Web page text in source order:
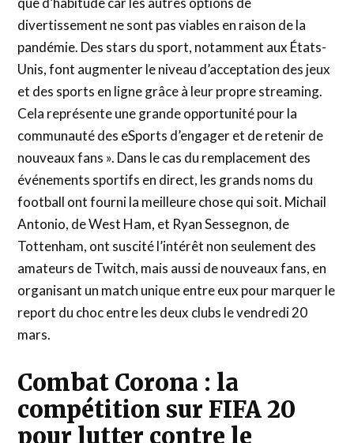
divertissement ne sont pas viables en raison de la
pandémie. Des stars du sport, notamment aux États-
Unis, font augmenter le niveau d’acceptation des jeux
et des sports en ligne grâce à leur propre streaming.
Cela représente une grande opportunité pour la
communauté des eSports d’engager et de retenir de
nouveaux fans ». Dans le cas du remplacement des
événements sportifs en direct, les grands noms du
football ont fourni la meilleure chose qui soit. Michail
Antonio, de West Ham, et Ryan Sessegnon, de
Tottenham, ont suscité l’intérêt non seulement des
amateurs de Twitch, mais aussi de nouveaux fans, en
organisant un match unique entre eux pour marquer le
report du choc entre les deux clubs le vendredi 20
mars.
Combat Corona : la
compétition sur FIFA 20
pour lutter contre le